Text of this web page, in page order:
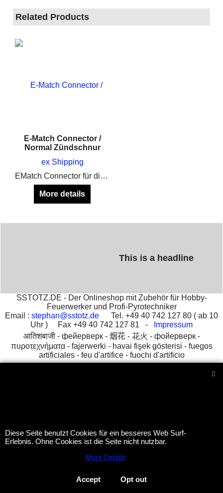
Related Products
E-Match Connector /
Normal Zündschnur
ex Shipping
EMatch Connector für die Schnelle Verbindung von Zünder und Zündschnur auf dem Abbrennplatz
More details
This is a headline
SSTOTZ.DE - Der Onlineshop mit Zubehör für Hobby-
Feuerwerker und Profi-Pyrotechniker
Email : stephan@sstotz.de Tel. +49 40 742 127 80 ( ab 10
Uhr ) Fax +49 40 742 127 81 -
Impressum
आतिशबाजी - фейерверк - 烟花 - 花火 - фойерверк -
πυροτεχνήματα - fajerwerki - havai fişek gösterisi - fuegos
artificiales - feu d'artifice - fuochi d'artificio
Diese Seite benutzt Cookies für ein besseres Web Surf-
Erlebnis. Ohne Cookies ist die Seite nicht nutzbar.
More Details
Accept Opt out